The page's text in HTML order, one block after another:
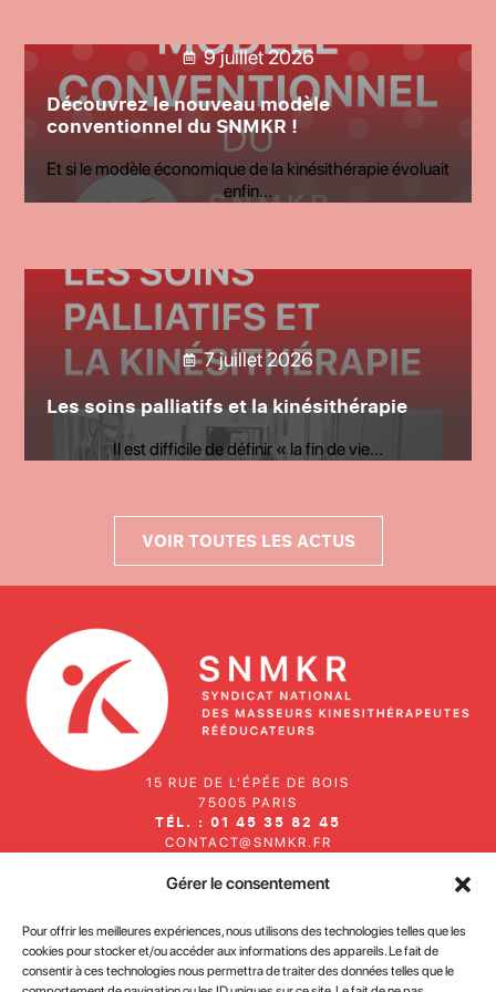
Gérer le consentement
Pour offrir les meilleures expériences, nous utilisons des technologies telles que les
cookies pour stocker et/ou accéder aux informations des appareils. Le fait de
consentir à ces technologies nous permettra de traiter des données telles que le
9 juillet 2026
Découvrez le nouveau modèle
conventionnel du SNMKR !
Et si le modèle économique de la kinésithérapie évoluait
enfin...
7 juillet 2026
Les soins palliatifs et la kinésithérapie
Il est difficile de définir « la fin de vie...
VOIR TOUTES LES ACTUS
15 RUE DE L'ÉPÉE DE BOIS
75005 PARIS
TÉL. : 01 45 35 82 45
CONTACT@SNMKR.FR